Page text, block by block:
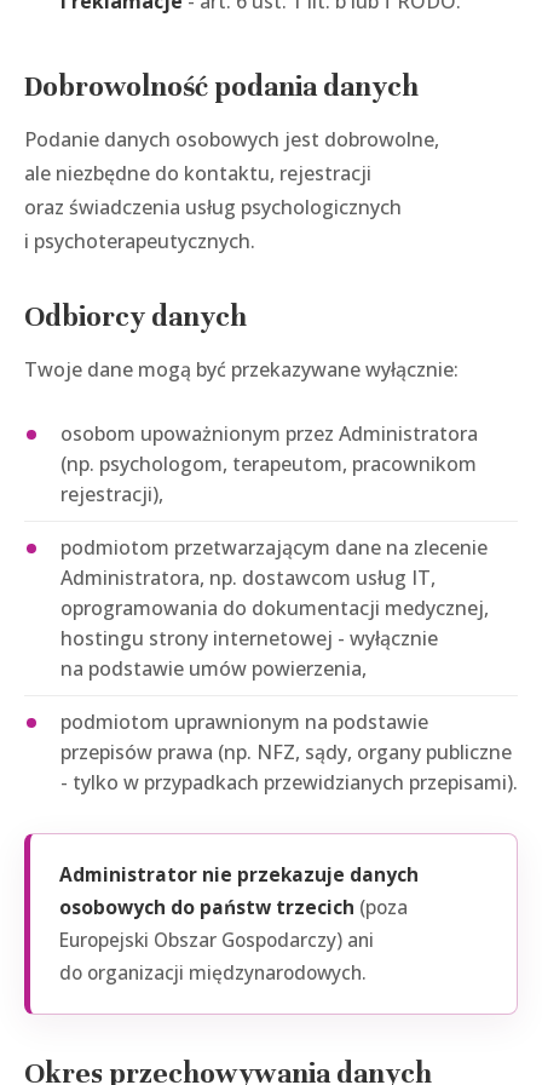
Dobrowolność podania danych
Podanie danych osobowych jest dobrowolne,
ale niezbędne do kontaktu, rejestracji
oraz świadczenia usług psychologicznych
i psychoterapeutycznych.
Odbiorcy danych
Twoje dane mogą być przekazywane wyłącznie:
osobom upoważnionym przez Administratora
(np. psychologom, terapeutom, pracownikom
rejestracji),
podmiotom przetwarzającym dane na zlecenie
Administratora, np. dostawcom usług IT,
oprogramowania do dokumentacji medycznej,
hostingu strony internetowej - wyłącznie
na podstawie umów powierzenia,
podmiotom uprawnionym na podstawie
przepisów prawa (np. NFZ, sądy, organy publiczne
- tylko w przypadkach przewidzianych przepisami).
Administrator nie przekazuje danych
osobowych do państw trzecich (poza
Europejski Obszar Gospodarczy) ani
do organizacji międzynarodowych.
Okres przechowywania danych